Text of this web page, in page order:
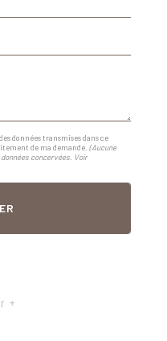
données transmises dans ce
de ma demande.(Aucune
concervées. Voir
+